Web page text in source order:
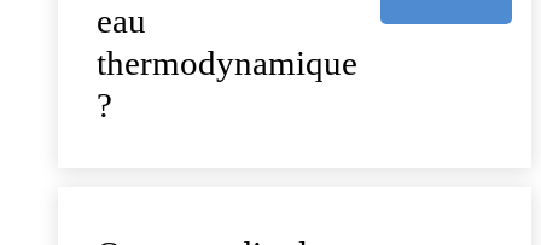
eau
thermodynamique
?